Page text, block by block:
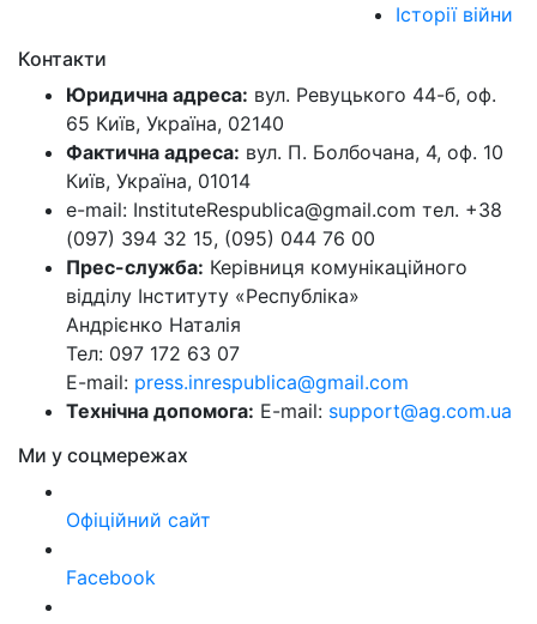
Історії війни
Контакти
Юридична адреса: вул. Ревуцького 44-б, оф.
65 Київ, Україна, 02140
Фактична адреса: вул. П. Болбочана, 4, оф. 10
Київ, Україна, 01014
e-mail: InstituteRespublica@gmail.com тел. +38
(097) 394 32 15, (095) 044 76 00
Прес-служба: Керівниця комунікаційного
відділу Інституту «Республіка»
Андрієнко Наталія
Тел: 097 172 63 07
E-mail: press.inrespublica@gmail.com
Технічна допомога: E-mail: support@ag.com.ua
Ми у соцмережах
Офіційний сайт
Facebook